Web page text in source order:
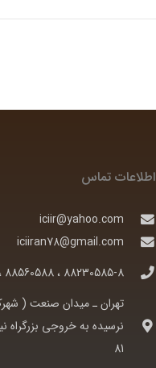
اطلاعات تماس
iciir@yahoo.com
iciiran78@gmail.com
88230585-8 ، 88560588 ، 88560628
تهران ـ ميدان صنعت (
نرسيده به خروجی بزرگراه
81